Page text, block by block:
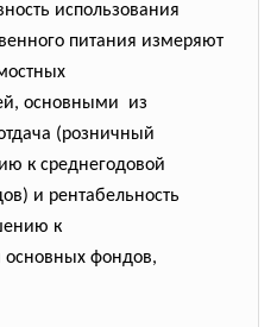
использования
питания измеряют
основными из
(розничный
к среднегодовой
и рентабельность
к
основных фондов,